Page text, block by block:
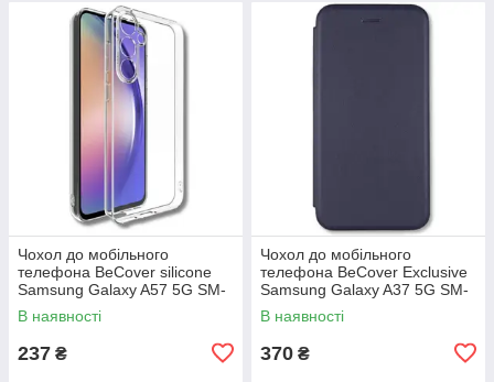
Чохол до мобільного
телефона BeCover silicone
Samsung Galaxy A57 5G SM-
A576 Transparent (714858)
В наявності
237 ₴
Чохол до мобільного
телефона BeCover Exclusive
Samsung Galaxy A37 5G SM-
A376 Deep Blue (715019)
В наявності
370 ₴